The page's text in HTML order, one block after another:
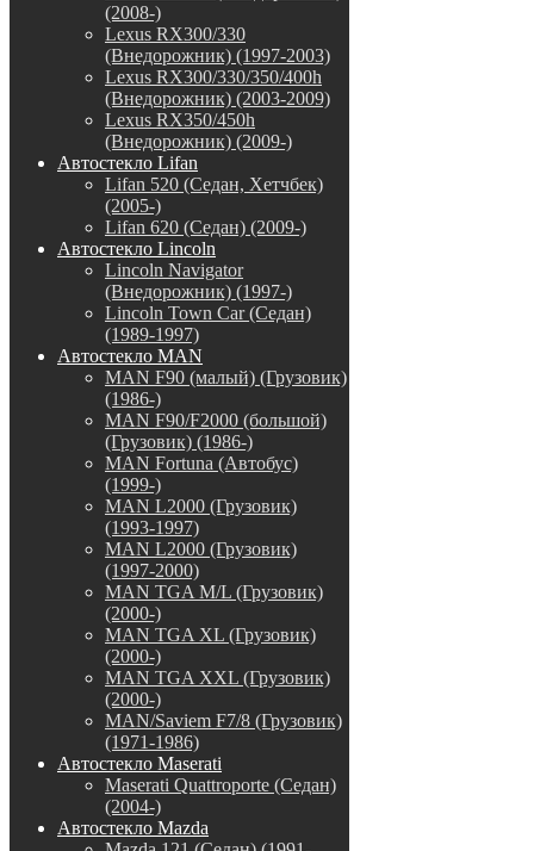
(2008-)
Lexus RX300/330
(Внедорожник) (1997-2003)
Lexus RX300/330/350/400h
(Внедорожник) (2003-2009)
Lexus RX350/450h
(Внедорожник) (2009-)
Автостекло Lifan
Lifan 520 (Седан, Хетчбек)
(2005-)
Lifan 620 (Седан) (2009-)
Автостекло Lincoln
Lincoln Navigator
(Внедорожник) (1997-)
Lincoln Town Car (Седан)
(1989-1997)
Автостекло MAN
MAN F90 (малый) (Грузовик)
(1986-)
MAN F90/F2000 (большой)
(Грузовик) (1986-)
MAN Fortuna (Автобус)
(1999-)
MAN L2000 (Грузовик)
(1993-1997)
MAN L2000 (Грузовик)
(1997-2000)
MAN TGA M/L (Грузовик)
(2000-)
MAN TGA XL (Грузовик)
(2000-)
MAN TGA XXL (Грузовик)
(2000-)
MAN/Saviem F7/8 (Грузовик)
(1971-1986)
Автостекло Maserati
Maserati Quattroporte (Седан)
(2004-)
Автостекло Mazda